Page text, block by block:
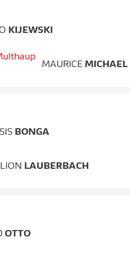
KIJEWSKI
MAURICE
BONGA
LION LAUBERBACH
OTTO